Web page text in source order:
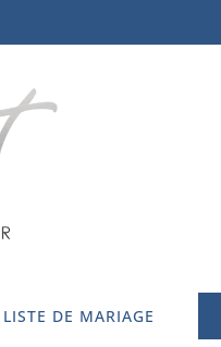
LISTE DE MARIAGE